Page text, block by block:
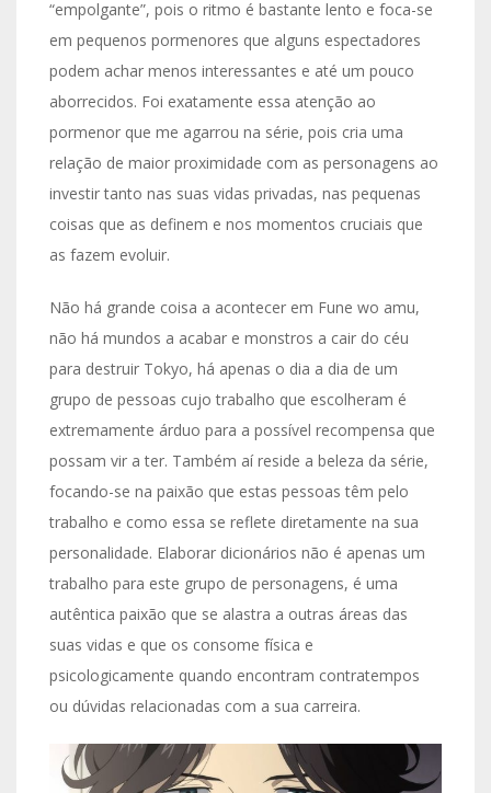
“empolgante”, pois o ritmo é bastante lento e foca-se
em pequenos pormenores que alguns espectadores
podem achar menos interessantes e até um pouco
aborrecidos. Foi exatamente essa atenção ao
pormenor que me agarrou na série, pois cria uma
relação de maior proximidade com as personagens ao
investir tanto nas suas vidas privadas, nas pequenas
coisas que as definem e nos momentos cruciais que
as fazem evoluir.
Não há grande coisa a acontecer em Fune wo amu,
não há mundos a acabar e monstros a cair do céu
para destruir Tokyo, há apenas o dia a dia de um
grupo de pessoas cujo trabalho que escolheram é
extremamente árduo para a possível recompensa que
possam vir a ter. Também aí reside a beleza da série,
focando-se na paixão que estas pessoas têm pelo
trabalho e como essa se reflete diretamente na sua
personalidade. Elaborar dicionários não é apenas um
trabalho para este grupo de personagens, é uma
autêntica paixão que se alastra a outras áreas das
suas vidas e que os consome física e
psicologicamente quando encontram contratempos
ou dúvidas relacionadas com a sua carreira.